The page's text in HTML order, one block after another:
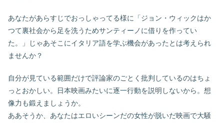
あなたがあらすじでおっしゃってる様に「ジョン・ウィックはか
つて裏社会から足を洗うためサンティーノに借りを作ってい
た。」じゃあそこにイタリア語を学ぶ機会があったとは考えられ
ませんか？
自分が見ている範囲だけで評論家のごとく批判しているのはちょ
っとおかしい。日本映画みたいに逐一行動を説明しないから。想
像力も鍛えましょうか。
ああそうか、あなたはエロいシーンだの女性が脱いだ映画で大騒